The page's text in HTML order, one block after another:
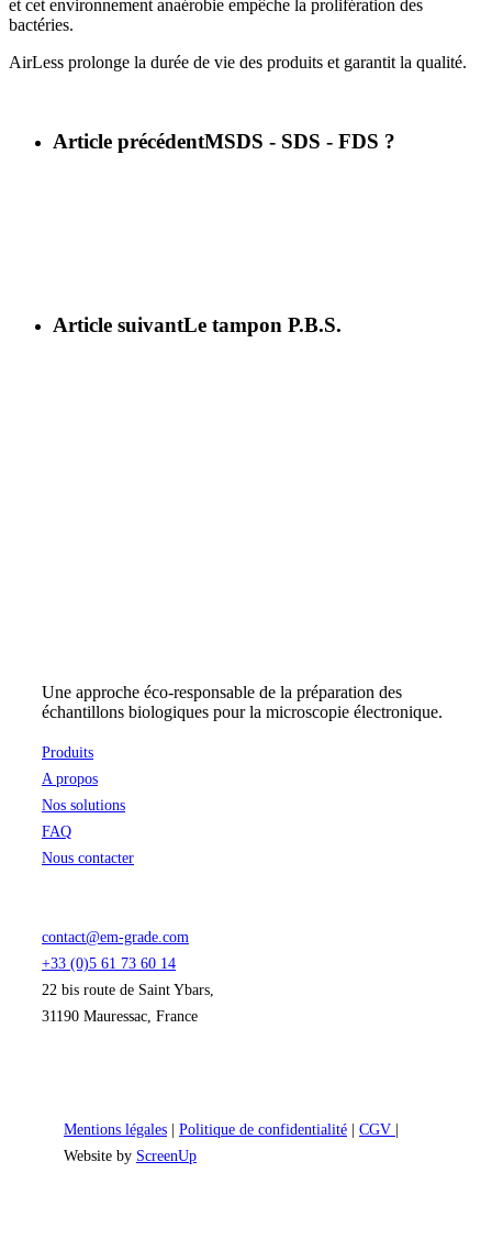
et cet environnement anaérobie empêche la prolifération des
bactéries.
AirLess prolonge la durée de vie des produits et garantit la qualité.
Article précédentMSDS - SDS - FDS ?
Article suivantLe tampon P.B.S.
Une approche éco-responsable de la préparation des
échantillons biologiques pour la microscopie électronique.
Produits
A propos
Nos solutions
FAQ
Nous contacter
contact@em-grade.com
+33 (0)5 61 73 60 14
22 bis route de Saint Ybars,
31190 Mauressac, France
Mentions légales Politique de confidentialité CGV
Website by ScreenUp